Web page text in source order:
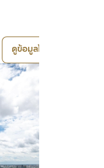
ดูข้อมูลโครงการ